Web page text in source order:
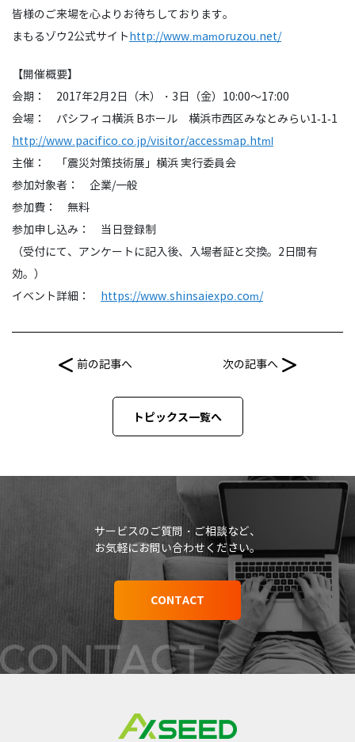
皆様のご来場を心よりお待ちしております。
まもるゾウ2公式サイト http://www.mamoruzou.net/
【開催概要】
会期： 2017年2月2日（木）・3日（金）10:00～17:00
会場： パシフィコ横浜 Bホール 横浜市西区みなとみらい1-1-1
http://www.pacifico.co.jp/visitor/accessmap.html
主催： 「震災対策技術展」横浜 実行委員会
参加対象者： 企業/一般
参加費： 無料
参加申し込み： 当日登録制
（受付にて、アンケートに記入後、入場者証と交換。2日間有
効。）
イベント詳細：
https://www.shinsaiexpo.com/
前の記事へ 次の記事へ
トピックス一覧へ
サービスのご質問・ご相談など、
お気軽にお問い合わせください。
CONTACT